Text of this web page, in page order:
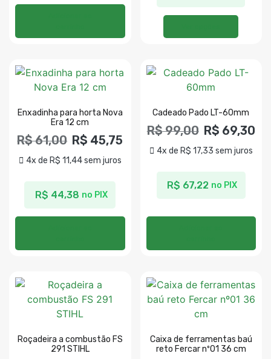
Enxadinha para horta Nova
Era 12 cm
R$61,00 R$ 45,75
4x de R$ 11,44sem juros
R$ 44,38 no PIX
Cadeado Pado LT-60mm
R$99,00 R$ 69,30
4x de R$ 17,33 sem juros
R$ 67,22 no PIX
Roçadeira a combustão FS
291 STIHL
Caixa de ferramentas baú
reto Fercar nº01 36 cm